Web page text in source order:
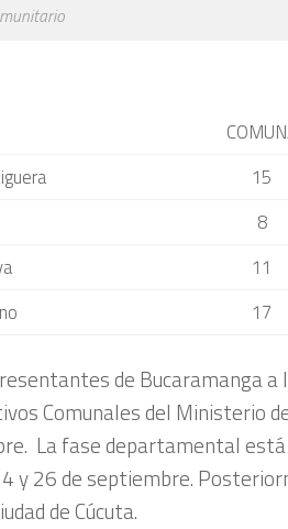
15
8
11
17
de Bucaramanga a
Comunales del Ministerio
La fase departamental está
y 26 de septiembre.
de Cúcuta.